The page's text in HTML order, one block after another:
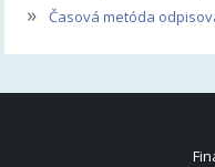
» Časová metóda